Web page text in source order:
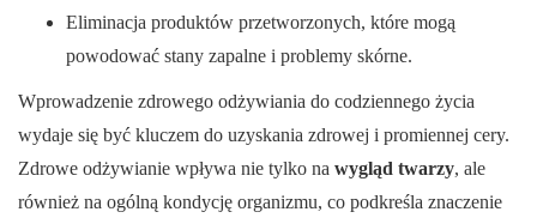
Eliminacja produktów przetworzonych, które mogą
powodować stany zapalne i problemy skórne.
Wprowadzenie zdrowego odżywiania do codziennego życia
wydaje się być kluczem do uzyskania zdrowej i promiennej cery.
Zdrowe odżywianie wpływa nie tylko na wygląd twarzy, ale
również na ogólną kondycję organizmu, co podkreśla znaczenie